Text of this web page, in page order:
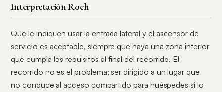
Interpretación Roch
Que le indiquen usar la entrada lateral y el ascensor de
servicio es aceptable, siempre que haya una zona interior
que cumpla los requisitos al final del recorrido. El
recorrido no es el problema; ser dirigido a un lugar que
no conduce al acceso compartido para huéspedes si lo